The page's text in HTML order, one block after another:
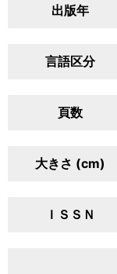
出版年
言語区分
頁数
大きさ (cm)
ＩＳＳＮ